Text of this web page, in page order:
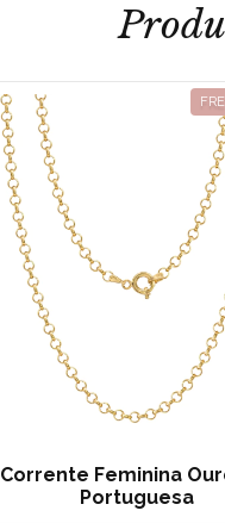
Corrente Feminina
Portuguesa